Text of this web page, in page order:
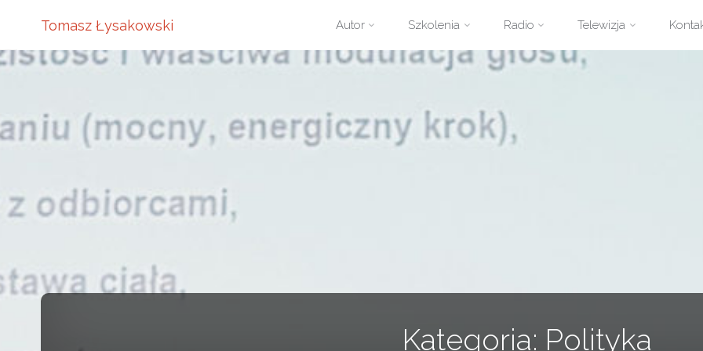
Tomasz Łysakowski Przejdź
do
Autor Szkolenia Radio Telewizja
Kategoria: Polityka